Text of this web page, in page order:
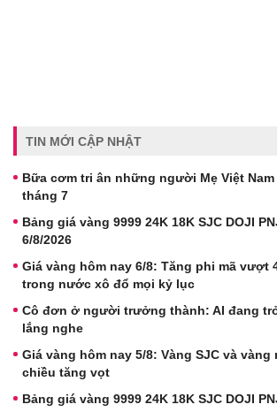
TIN MỚI CẬP NHẬT
Bữa cơm tri ân những người Mẹ Việt
tháng 7
Bảng giá vàng 9999 24K 18K SJC DOJI
6/8/2026
Giá vàng hôm nay 6/8: Tăng phi mã vượt
trong nước xô đổ mọi kỷ lục
Cô đơn ở người trưởng thành: AI đang
lắng nghe
Giá vàng hôm nay 5/8: Vàng SJC và
chiều tăng vọt
Bảng giá vàng 9999 24K 18K SJC DOJI